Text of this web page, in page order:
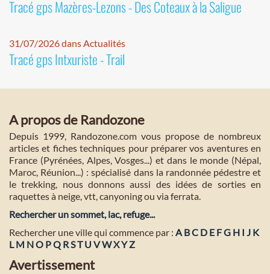
Tracé gps Mazères-Lezons - Des Coteaux à la Saligue
31/07/2026 dans Actualités
Tracé gps Intxuriste - Trail
A propos de Randozone
Depuis 1999, Randozone.com vous propose de nombreux
articles et fiches techniques pour préparer vos aventures en
France (Pyrénées, Alpes, Vosges...) et dans le monde (Népal,
Maroc, Réunion...) : spécialisé dans la randonnée pédestre et
le trekking, nous donnons aussi des idées de sorties en
raquettes à neige, vtt, canyoning ou via ferrata.
Rechercher un sommet, lac, refuge...
Rechercher une ville qui commence par : A BC D E FG H I J K
L M NO PQ R ST U VWXY Z
Avertissement